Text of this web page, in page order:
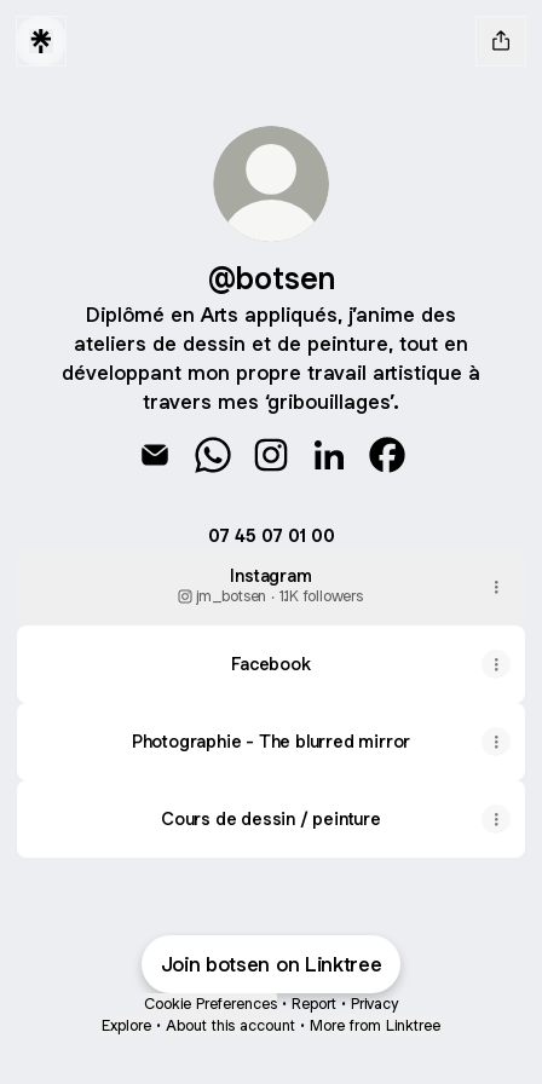
@botsen
Diplômé en Arts appliqués, j’anime des
ateliers de dessin et de peinture, tout en
développant mon propre travail artistique à
travers mes ‘gribouillages’.
07 45 07 01 00
Instagram
jm_botsen ‧ 1.1K followers
Facebook
Photographie - The blurred mirror
Cours de dessin / peinture
Join botsen on Linktree
Cookie Preferences • Report • Privacy
Explore • About this account • More from Linktree